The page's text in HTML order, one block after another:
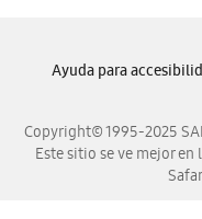
Copyright© 1995-2025
Este sitio se ve mejor
Ayuda para